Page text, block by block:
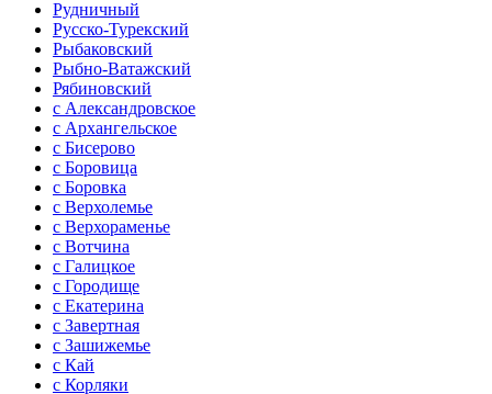
Рудничный
Русско-Турекский
Рыбаковский
Рыбно-Ватажский
Рябиновский
с Александровское
с Архангельское
с Бисерово
с Боровица
с Боровка
с Верхолемье
с Верхораменье
с Вотчина
с Галицкое
с Городище
с Екатерина
с Завертная
с Зашижемье
с Кай
с Корляки